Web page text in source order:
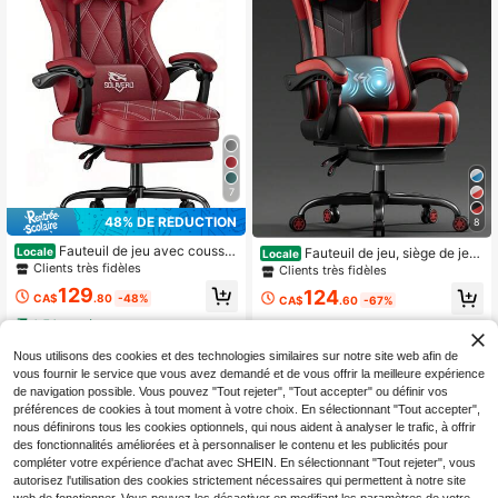
7
48% DE RÉDUCTION
Locale Fauteuil de jeu avec coussin
lombaire massant, revêtement en fe
35°, accoudoirs articulés, repose-pi
Clients très fidèles
Seulement 3 restant
Clients très fidèles
Seulement 3 restant
Clients très fidèles
Seulement 3 restant
Clients très fidèles
Seulement 3 restant
CA$129.80 -48%
4-7 j. ouvrés
8
Locale Fauteuil de jeu, siège de jeu
vidéo ergonomique avec rotation à
d'ordinateur avec coussin en PU po
ur adultes, usage domestique et au
Clients très fidèles
CA$124.60 -67%
Nous utilisons des cookies et des technologies similaires sur notre site web afin de
vous fournir le service que vous avez demandé et de vous offrir la meilleure expérience
de navigation possible. Vous pouvez "Tout rejeter", "Tout accepter" ou définir vos
préférences de cookies à tout moment à votre choix. En sélectionnant "Tout accepter",
nous définirons tous les cookies optionnels, qui nous aident à analyser le trafic, à offrir
des fonctionnalités améliorées et à personnaliser le contenu et les publicités pour
compléter votre expérience d'achat avec SHEIN. En sélectionnant "Tout rejeter", vous
autorisez l'utilisation des cookies strictement nécessaires qui permettent à notre site